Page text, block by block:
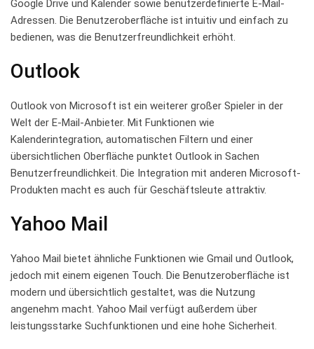
‍Google Drive und Kalender sowie benutzerdefinierte E-Mail-
Adressen. ‍Die Benutzeroberfläche ist intuitiv und einfach zu
bedienen, was⁢ die Benutzerfreundlichkeit erhöht.
Outlook
Outlook von Microsoft‌ ist ‌ein weiterer großer Spieler in der
Welt der E-Mail-Anbieter.⁣ Mit Funktionen​ wie
Kalenderintegration, automatischen Filtern und einer
übersichtlichen Oberfläche punktet Outlook ⁣in Sachen
‍Benutzerfreundlichkeit. Die Integration mit anderen Microsoft-
Produkten macht es auch für ‍Geschäftsleute attraktiv.
Yahoo Mail
Yahoo Mail bietet⁤ ähnliche ‌Funktionen wie‍ Gmail und Outlook,
jedoch mit ⁢einem⁣ eigenen Touch. Die Benutzeroberfläche ist
modern und übersichtlich gestaltet, was ‍die ‍Nutzung
angenehm macht. Yahoo Mail verfügt ⁤außerdem⁢ über
leistungsstarke Suchfunktionen​ und⁣ eine hohe Sicherheit.